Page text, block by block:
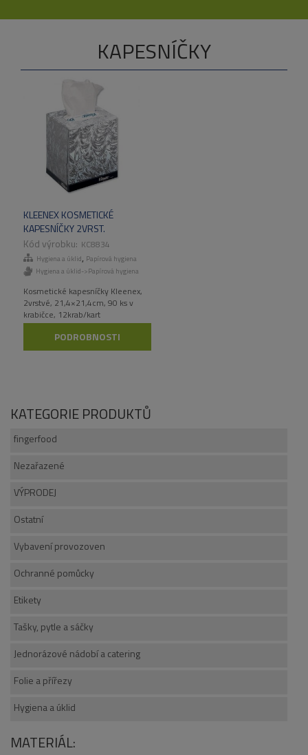
KAPESNÍČKY
KLEENEX KOSMETICKÉ
KAPESNÍČKY 2VRST.
21,4×21,4CM, 12KRAB/KART
KC8834
Hygiena a úklid, Papírová hygiena
Hygiena a úklid->Papírová hygiena
Kosmetické kapesníčky Kleenex,
2vrstvé, 21,4×21,4cm, 90 ks v
krabičce, 12krab/kart
PODROBNOSTI
KATEGORIE PRODUKTŮ
fingerfood
Nezařazené
VÝPRODEJ
Ostatní
Vybavení provozoven
Ochranné pomůcky
Etikety
Tašky, pytle a sáčky
Jednorázové nádobí a catering
Folie a přířezy
Hygiena a úklid
MATERIÁL: